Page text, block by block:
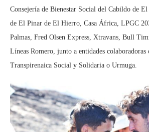
Consejería de Bienestar Social del Cabildo de
de El Pinar de El Hierro, Casa África, LPGC
Palmas, Fred Olsen Express, Xtravans, Bull
Líneas Romero, junto a entidades
Transpirenaica Social y Solidaria o Urmuga.